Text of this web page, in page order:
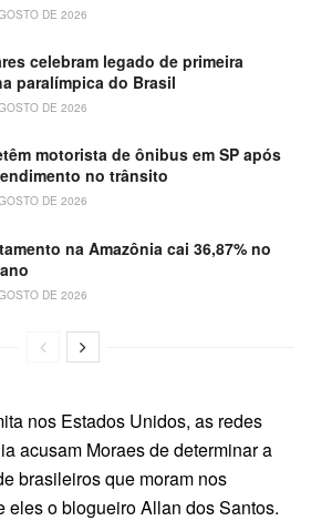
DE 2026
celebram legado de primeira
paralímpica do Brasil
DE 2026
motorista de ônibus em SP após
no trânsito
DE 2026
na Amazônia cai 36,87% no
DE 2026
nos Estados Unidos, as redes
acusam Moraes de determinar a
brasileiros que moram nos
eles o blogueiro Allan dos Santos.